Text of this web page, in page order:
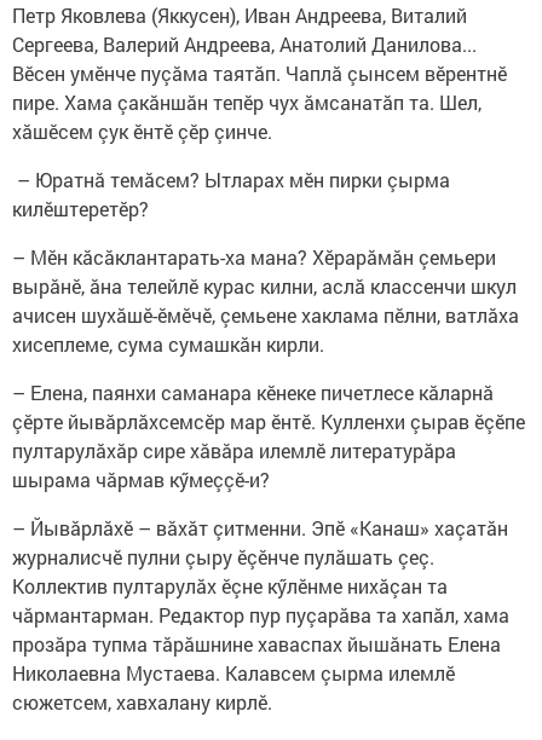
Петр Яковлева (Яккусен), Иван Андреева, Виталий
Сергеева, Валерий Андреева, Анатолий Данилова...
Вӗсен умӗнче пуçăма таятăп. Чаплă çынсем вӗрентнӗ
пире. Хама çакăншăн тепӗр чух ăмсанатăп та. Шел,
хăшӗсем çук ӗнтӗ çӗр çинче.
– Юратнă темăсем? Ытларах мӗн пирки çырма
килӗштеретӗр?
– Мӗн кăсăклантарать-ха мана? Хӗрарăмăн çемьери
вырăнӗ, ăна телейлӗ курас килни, аслă классенчи шкул
ачисен шухăшӗ-ӗмӗчӗ, çемьене хаклама пӗлни, ватлăха
хисеплеме, сума сумашкăн кирли.
– Елена, паянхи саманара кӗнеке пичетлесе кӑларнӑ
çӗрте йывӑрлӑхсемсӗр мар ӗнтӗ. Кулленхи çырав ӗçӗпе
пултарулăхăр сире хăвăра илемлӗ литературăра
шырама чӑрмав кӳмеççӗ-и?
– Йывăрлăхӗ – вăхăт çитменни. Эпӗ «Канаш» хаçатăн
журналисчӗ пулни çыру ӗçӗнче пулăшать çеç.
Коллектив пултарулăх ӗçне кӳлӗнме нихăçан та
чăрмантарман. Редактор пур пуçарăва та хапăл, хама
прозăра тупма тăрăшнине хаваспах йышăнать Елена
Николаевна Мустаева. Калавсем çырма илемлӗ
сюжетсем, хавхалану кирлӗ.